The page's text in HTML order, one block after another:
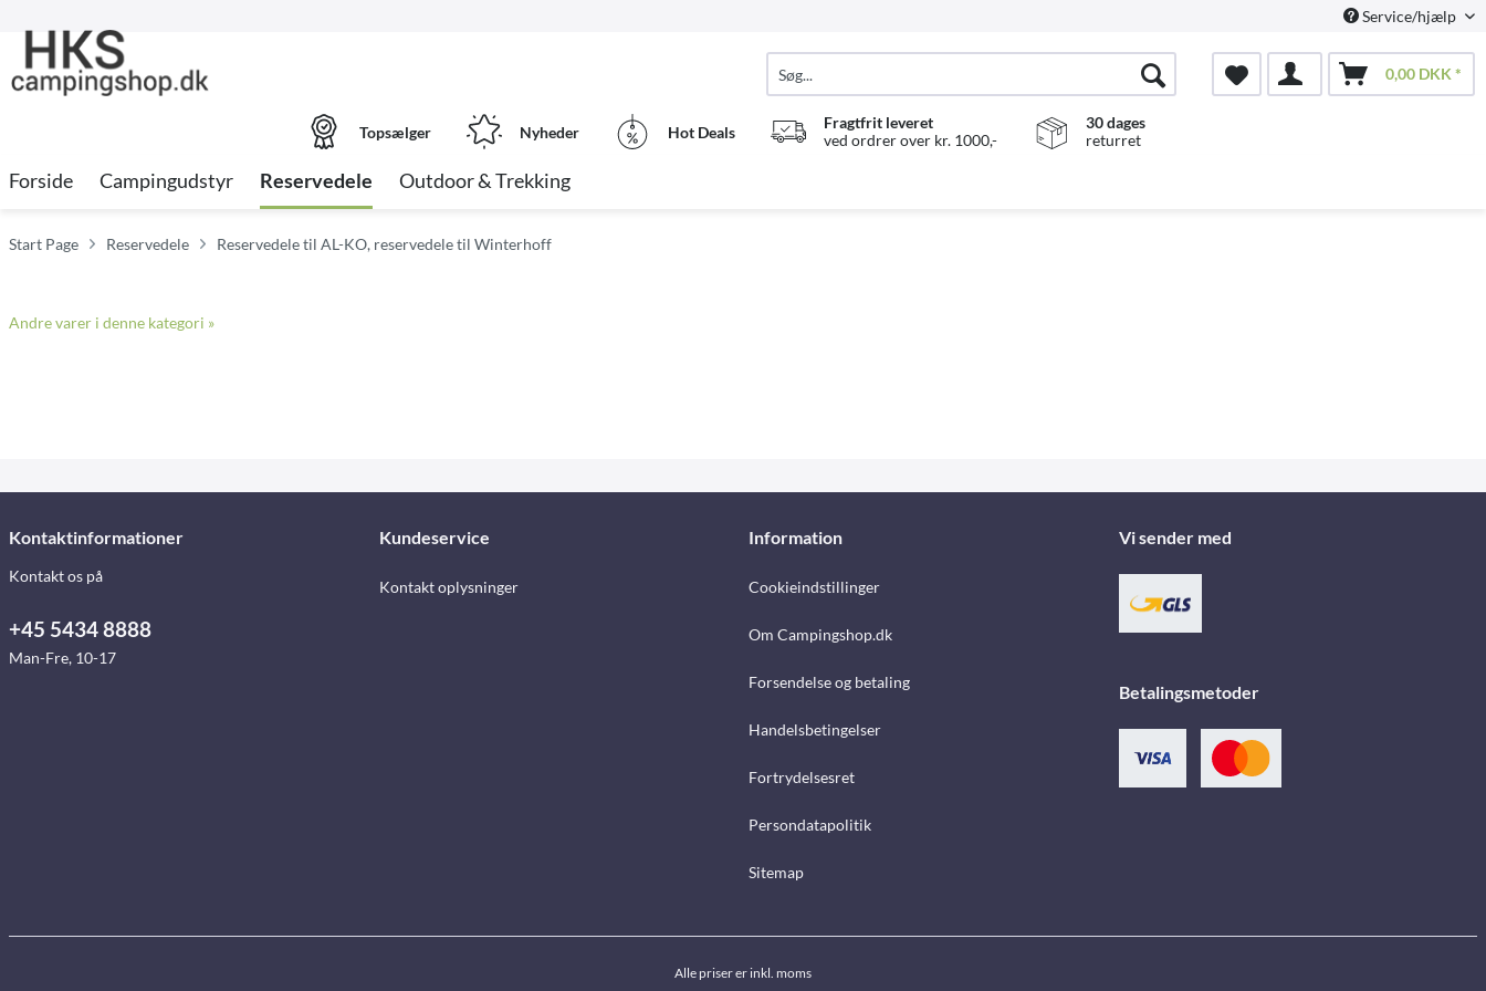
Service/hjælp
0,00 DKK *
Topsælger Nyheder Hot Deals
Fragtfrit leveret
ved ordrer over kr. 1000,-
30 dages
returret
Forside Campingudstyr Reservedele Outdoor & Trekking
Start Page Reservedele Reservedele til AL-KO, reservedele til Winterhoff
Andre varer i denne kategori »
Kontaktinformationer
Kontakt os på
+45 5434 8888
Man-Fre, 10-17
Kundeservice
Kontakt oplysninger
Information
Cookieindstillinger
Om Campingshop.dk
Forsendelse og betaling
Handelsbetingelser
Fortrydelsesret
Persondatapolitik
Sitemap
Vi sender med
Betalingsmetoder
Alle priser er inkl. moms